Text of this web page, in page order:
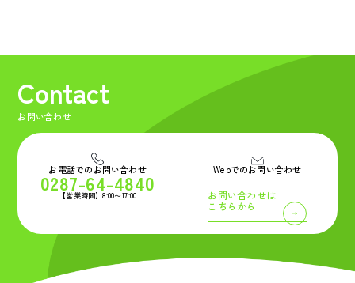
Contact
お問い合わせ
お電話でのお問い合わせ
0287-64-4840
【営業時間】8:00〜17:00
Webでのお問い合わせ
お問い合わせは
こちらから